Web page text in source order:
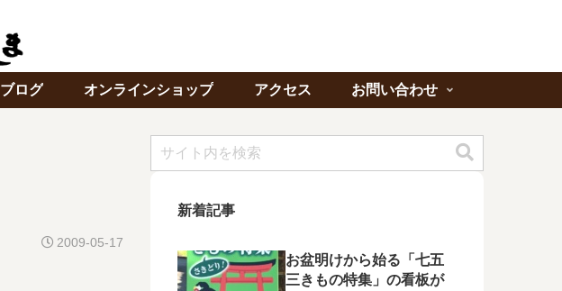
ブログ オンラインショップ アクセス お問い合わせ
2009-05-17
新着記事
お盆明けから始る「七五
三きもの特集」の看板が